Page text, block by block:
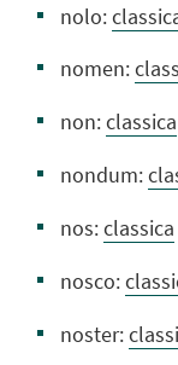
nolo:
nomen:
non:classica
nondum:
nos:classica
nosco:
noster: